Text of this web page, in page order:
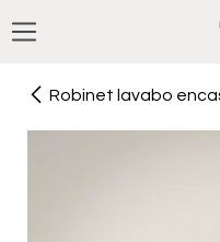
Robinet lavabo